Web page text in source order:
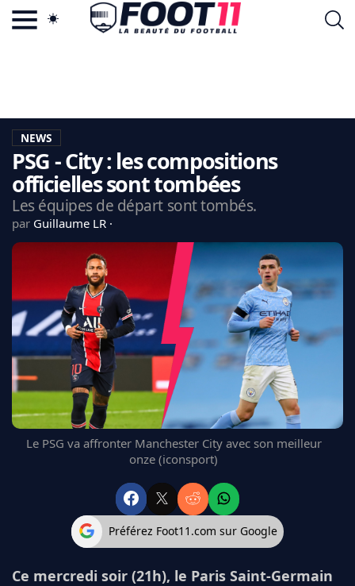
LA CHARTE
VIE PRIVÉE
CGU
CONTACTEZ-NOUS
EDF
PSG
LIGUE 1
REAL MADRID
FC BARCELONE
MANCHESTER UNITED
CHELSEA
ARSENAL
BAYERN
NEWS
PSG - City : les compositions
officielles sont tombées
Les équipes de départ sont tombés.
par Guillaume LR
Le PSG va affronter Manchester City avec son meilleur
onze (iconsport)
Préférez Foot11.com sur Google
Ce mercredi soir (21h), le Paris Saint-Germain